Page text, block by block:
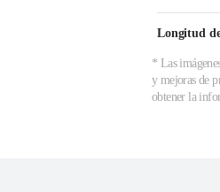
Longitud
* Las
y mejoras de
obtener la